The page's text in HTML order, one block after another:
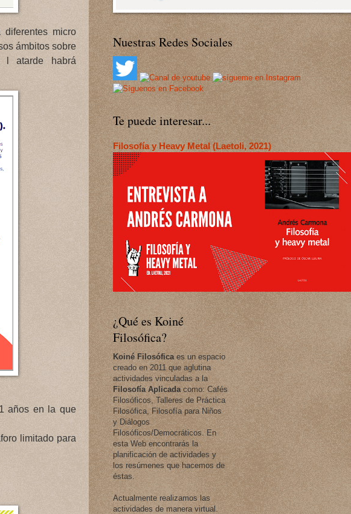
micro
ámbitos sobre
l atarde habrá
años en la que
limitado para
Nuestras Redes Sociales
Te puede interesar...
Filosofía y Heavy Metal (Laetoli, 2021)
¿Qué es Koiné
Filosófica?
Koiné Filosóficaes un espacio
creado en 2011 que aglutina
actividades vinculadas a la
Filosofía Aplicadacomo: Cafés
Filosóficos, Talleres de Práctica
Filosófica, Filosofía para Niños
y Diálogos
Filosóficos/Democráticos. En
esta Web encontrarás la
planificación de actividades y
los resúmenes que hacemos de
éstas.
Actualmente realizamos las
actividades de manera virtual.